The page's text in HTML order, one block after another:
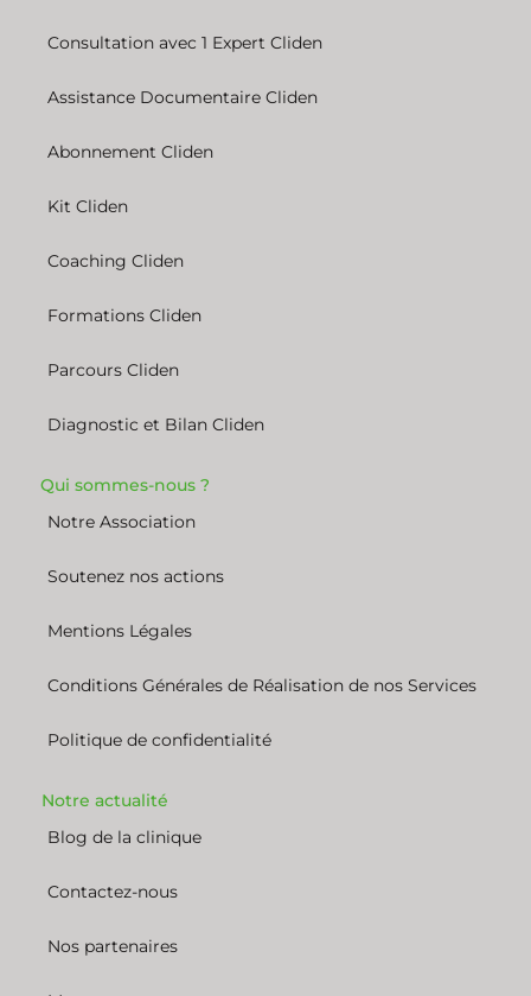
Consultation avec 1 Expert Cliden
Assistance Documentaire Cliden
Abonnement Cliden
Kit Cliden
Coaching Cliden
Formations Cliden
Parcours Cliden
Diagnostic et Bilan Cliden
Qui sommes-nous ?
Notre Association
Soutenez nos actions
Mentions Légales
Conditions Générales de Réalisation de nos Services
Politique de confidentialité
Notre actualité
Blog de la clinique
Contactez-nous
Nos partenaires